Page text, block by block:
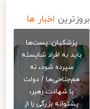
بروزترین اخبار ها
پزشکیان: پست‌ها
باید به افراد شایسته
سپرده شود، نه
هم‌جناحی‌ها / دولت
با شهادت رهبر،
پشتوانه بزرگی را از